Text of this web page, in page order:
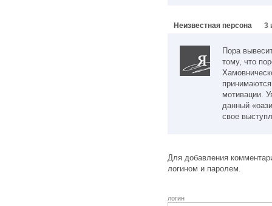
Неизвестная персона 3
Пора
тому, что
мотивации.
данный
свое
Для добавления
логином и паролем.
логин